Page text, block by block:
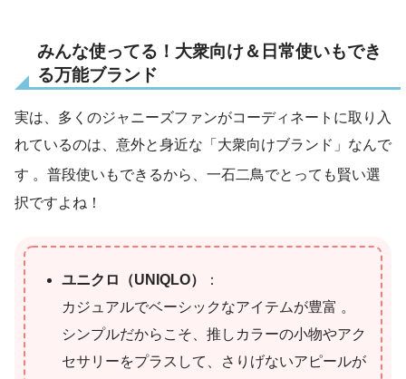
みんな使ってる！大衆向け＆日常使いもでき
る万能ブランド
実は、多くのジャニーズファンがコーディネートに取り入
れているのは、意外と身近な「大衆向けブランド」なんで
す 。普段使いもできるから、一石二鳥でとっても賢い選
択ですよね！
ユニクロ（UNIQLO）
：
カジュアルでベーシックなアイテムが豊富 。
シンプルだからこそ、推しカラーの小物やアク
セサリーをプラスして、さりげないアピールが